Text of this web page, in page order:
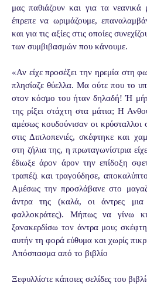
μας παθιάζουν και για τα
έπρεπε να ωριμάζουμε,
και για τις αξίες στις οποίες
των συμβιβασμών που κάνουμε.
«Αν είχε προσέξει την ηρεμία στη
πλησίαζε θύελλα. Μα ούτε που το
στον κόσμο του ήταν δηλαδή! Ή
της ρίξει στάχτη στα μάτια; Η
αμέσως κουδούνισαν οι κρύσταλλοι
στις Διπλοπενιές, σκέφτηκε και
στη ζήλια της, η πρωταγωνί­στρια
έδιωξε άρον άρον την επίδοξη
τραπέζι και τραγού­δησε,
Αμέσως την προσλάβανε στο
άντρα της (καλά, οι άντρες μια
φαλλοκράτες). Μήπως να γίνω
ξανακερδίσω τον άντρα μου;
αυτήν τη φο­ρά εύθυμα και χωρίς
Απόσπασμα από το βιβλίο
Ξεφυλλίστε κάποιες σελίδες του